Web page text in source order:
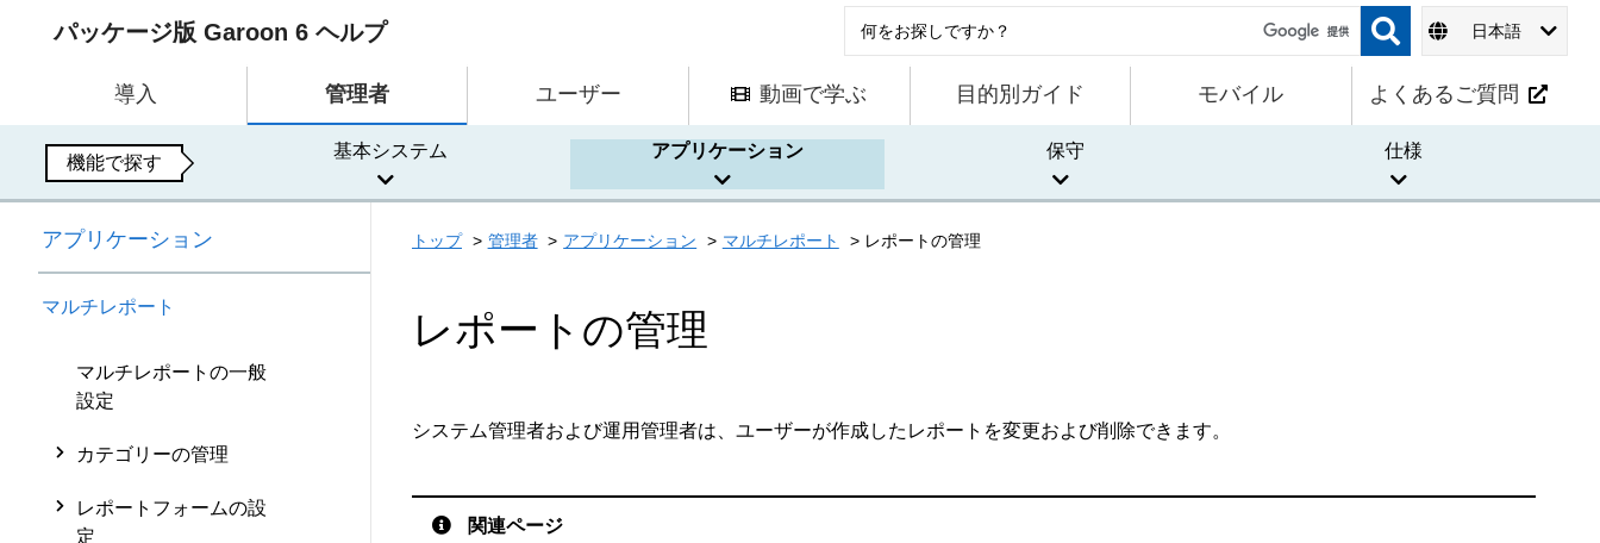
パッケージ版 Garoon 6 ヘルプ 日本語
導入 管理者 ユーザー 動画で学ぶ 目的別ガイド モバイル よくあるご質問
機能で探す
基本システム アプリケーション 保守 仕様
アプリケーション
マルチレポート
マルチレポートの一般
設定
カテゴリーの管理
レポートフォームの設
定
トップ 管理者 アプリケーション マルチレポート レポートの管理
レポートの管理
システム管理者および運用管理者は、ユーザーが作成したレポートを変更および削除できます。
関連ページ